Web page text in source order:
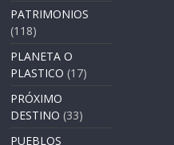
PATRIMONIOS
(118)
PLANETA O
PLASTICO (17)
PRÓXIMO
DESTINO (33)
PUEBLOS